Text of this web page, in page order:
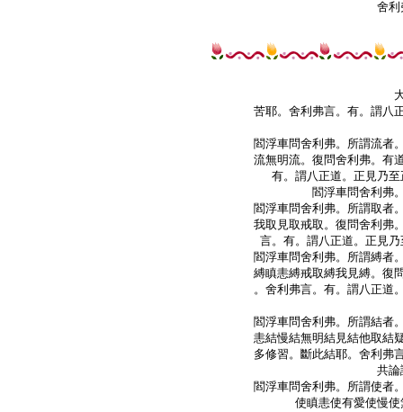
苦耶。舍利弗言。有。謂八
閻浮車問舍利弗。所謂流者
流無明流。復問舍利弗。有
有。謂八正道。正見乃
閻浮車問舍利弗
閻浮車問舍利弗。所謂取者
我取見取戒取。復問舍利弗
言。有。謂八正道。正見
閻浮車問舍利弗。所謂縛者
縛瞋恚縛戒取縛我見縛。復
。舍利弗言。有。謂八正道
閻浮車問舍利弗。所謂結者
恚結慢結無明結見結他取結
多修習。斷此結耶。舍利弗
共論
閻浮車問舍利弗。所謂使者